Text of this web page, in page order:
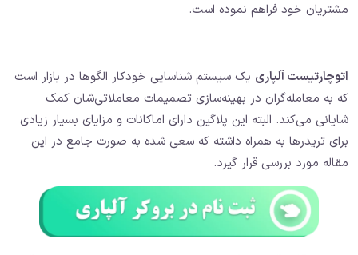
مشتریان خود فراهم نموده است.
اتوچارتیست آلپاری یک سیستم شناسایی خودکار الگوها در بازار است
که به معامله‌گران در بهینه‌سازی تصمیمات معاملاتی‌شان کمک
شایانی می‌کند. البته این پلاگین دارای اماکانات و مزایای بسیار زیادی
برای تریدرها به همراه داشته که سعی شده به صورت جامع در این
مقاله مورد بررسی قرار گیرد.